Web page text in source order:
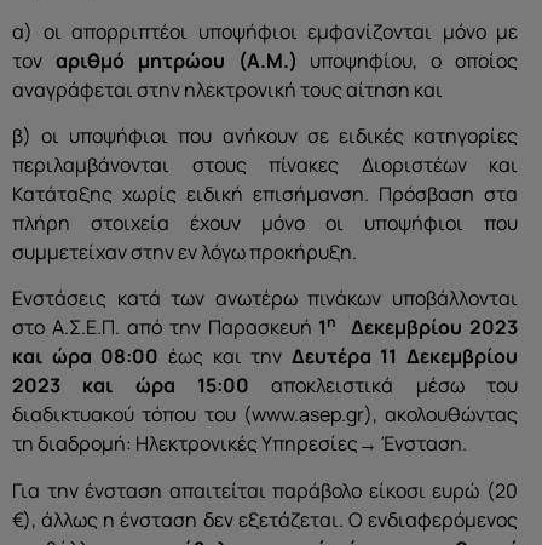
α) οι απορριπτέοι υποψήφιοι εμφανίζονται μόνο με
τον αριθμό μητρώου (Α.Μ.) υποψηφίου, ο οποίος
αναγράφεται στην ηλεκτρονική τους αίτηση και
β) οι υποψήφιοι που ανήκουν σε ειδικές κατηγορίες
περιλαμβάνονται στους πίνακες Διοριστέων και
Κατάταξης χωρίς ειδική επισήμανση. Πρόσβαση στα
πλήρη στοιχεία έχουν μόνο οι υποψήφιοι που
συμμετείχαν στην εν λόγω προκήρυξη.
Ενστάσεις κατά των ανωτέρω πινάκων υποβάλλονται
στο Α.Σ.Ε.Π. από την Παρασκευή 1η
Δεκεμβρίου 2023
και ώρα 08:00 έως και την Δευτέρα 11 Δεκεμβρίου
2023
και ώρα 15:00 αποκλειστικά μέσω του
διαδικτυακού τόπου του (www.asep.gr), ακολουθώντας
τη διαδρομή: Ηλεκτρονικές Υπηρεσίες→ Ένσταση.
Για την ένσταση απαιτείται παράβολο είκοσι ευρώ (20
€), άλλως η ένσταση δεν εξετάζεται. Ο ενδιαφερόμενος